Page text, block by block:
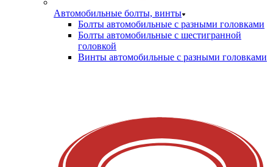
Автомобильные болты, винты
Болты автомобильные с разными головками
Болты автомобильные с шестигранной
головкой
Винты автомобильные с разными головками